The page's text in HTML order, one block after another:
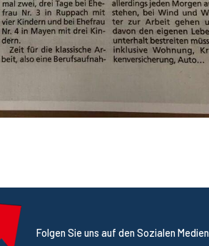
Folgen Sie uns auf den Sozialen Medien